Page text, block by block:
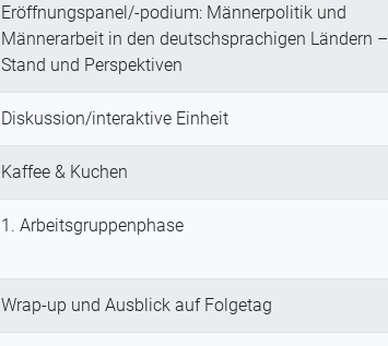
Eröffnungspanel/-podium: Männerpolitik und
Männerarbeit in den deutschsprachigen Ländern –
Stand und Perspektiven
Diskussion/interaktive Einheit
Kaffee & Kuchen
1. Arbeitsgruppenphase
Wrap-up und Ausblick auf Folgetag